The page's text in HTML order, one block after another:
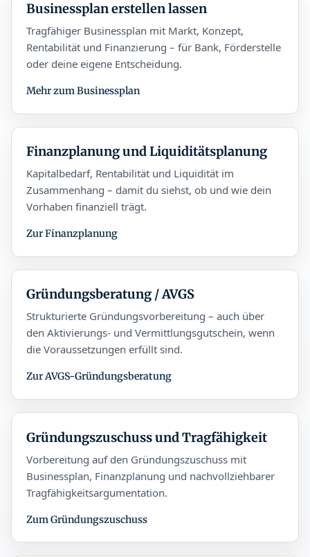
Businessplan erstellen lassen
Tragfähiger Businessplan mit Markt, Konzept,
Rentabilität und Finanzierung – für Bank, Förderstelle
oder deine eigene Entscheidung.
Mehr zum Businessplan
Finanzplanung und Liquiditätsplanung
Kapitalbedarf, Rentabilität und Liquidität im
Zusammenhang – damit du siehst, ob und wie dein
Vorhaben finanziell trägt.
Zur Finanzplanung
Gründungsberatung / AVGS
Strukturierte Gründungsvorbereitung – auch über
den Aktivierungs- und Vermittlungsgutschein, wenn
die Voraussetzungen erfüllt sind.
Zur AVGS-Gründungsberatung
Gründungszuschuss und Tragfähigkeit
Vorbereitung auf den Gründungszuschuss mit
Businessplan, Finanzplanung und nachvollziehbarer
Tragfähigkeitsargumentation.
Zum Gründungszuschuss